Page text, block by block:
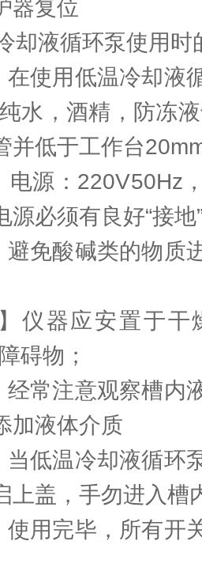
器复位
液循环泵使用时
使用低温冷却液
水，酒精，防冻
并低于工作台
源：220V50Hz
源必须有良好“接地
免酸碱类的物质
器应安置于干
碍物；
常注意观察槽内
加液体介质
低温冷却液循环
上盖，手勿进入槽
用完毕，所有开